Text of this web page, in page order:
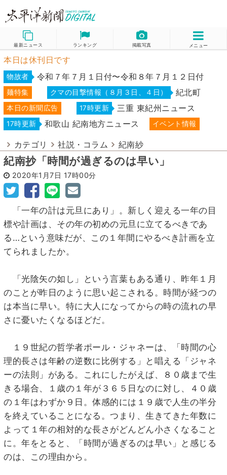
最新ニュース ランキング 掲載写真 メニュー
本日は休刊日です
物故者 令和７年７月１日付〜令和８年７月１２日付
麺特集 クマの目撃情報（８月３日、４日） 紀北町
本日の新聞広告 17時更新 三重 東紀州ニュース
17時更新 和歌山 紀南地方ニュース イベント情報
カテゴリ 社説・コラム 紀南紗
紀南抄「時間が過ぎるのは早い」
2020年1月7日 17時00分
「一年の計は元旦にあり」。新しく迎える一年の目
標や計画は、その年の初めの元旦に立てるべきであ
る…という意味だが、この１年間にやるべき計画を立
てられましたか。
「光陰矢の如し」という言葉もある通り、昨年１月
のことが昨日のように思い起こされる。時間が経つの
は本当に早い。特に大人になってからの時の流れの早
さに憂いたくなるほどだ。
１９世紀の哲学者ポール・ジャネーは、「時間の心
理的長さは年齢の逆数に比例する」と唱える「ジャネ
ーの法則」がある。これにしたがえば、８０歳まで生
きる場合、１歳の１年が３６５日なのに対し、４０歳
の１年はわずか９日。体感的には１９歳で人生の半分
を終えていることになる。つまり、生きてきた年数に
よって１年の相対的な長さがどんどん小さくなること
に。年をとると、「時間が過ぎるのは早い」と感じる
のは、この理由から。